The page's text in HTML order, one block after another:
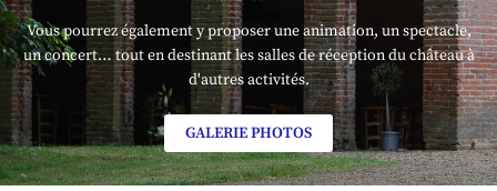
Le Parc
familiales
professionnelles
Galerie
Restez
INSCRIPTION
Vous pourrez également y proposer une animation, un spectacle,
un concert… tout en destinant les salles de réception du château à
d'autres activités.
GALERIE PHOTOS